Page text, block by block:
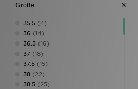
Grӧße
35.5 (4)
36 (14)
36.5 (16)
37 (18)
37.5 (15)
38 (22)
38.5 (25)